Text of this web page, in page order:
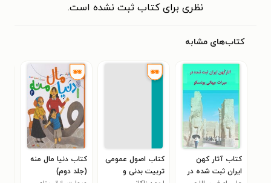
نظری برای کتاب ثبت نشده است.
کتاب‌های مشابه
کتاب آثار کهن
ایران ثبت شده در
کتاب اصول عمومی
تربیت بدنی و
کتاب دنیا مال منه
(جلد دوم)